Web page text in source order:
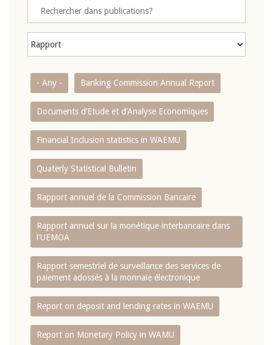
- Any - Banking Commission Annual Report
Documents d’Etude et d’Analyse Economiques
Financial Inclusion statistics in WAEMU
Quaterly Statistical Bulletin
Rapport annuel de la Commission Bancaire
Rapport annuel sur la monétique interbancaire dans
l'UEMOA
Rapport semestriel de surveillance des services de
paiement adossés à la monnaie électronique
Report on deposit and lending rates in WAEMU
Report on Monetary Policy in WAMU